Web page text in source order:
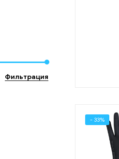
- 33%
Фильтрация